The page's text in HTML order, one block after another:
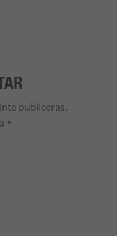
publiceras.
*